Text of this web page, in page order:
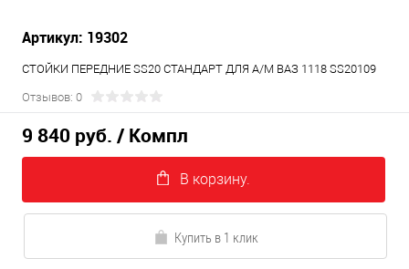
Артикул: 19302
СТОЙКИ ПЕРЕДНИЕ SS20 СТАНДАРТ ДЛЯ А/М ВАЗ 1118 SS20109
Отзывов: 0
9 840 руб. / Компл
В корзину.
Купить в 1 клик